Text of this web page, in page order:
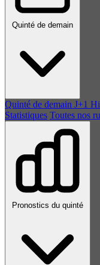
Quinté de demain
Quinté de demain J+1
Statistiques Toutes nos
Pronostics du quinté